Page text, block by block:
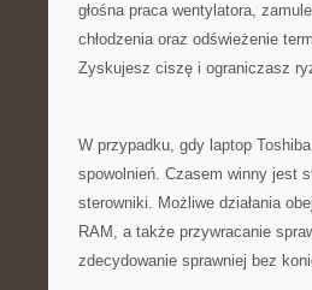
głośna praca wentylatora,
chłodzenia oraz odświeżenie
Zyskujesz ciszę i ograniczasz
W przypadku, gdy laptop
spowolnień. Czasem winny jest
sterowniki. Możliwe działania
RAM, a także przywracanie
zdecydowanie sprawniej bez